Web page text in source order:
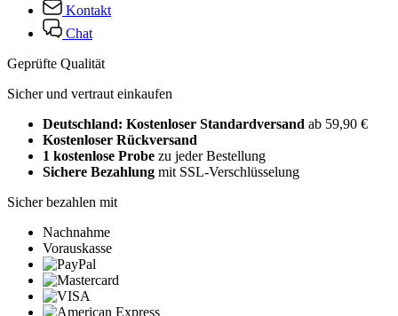
Kontakt
Chat
Geprüfte Qualität
Sicher und vertraut einkaufen
Deutschland: Kostenloser Standardversand ab 59,90 €
Kostenloser Rückversand
1 kostenlose Probe zu jeder Bestellung
Sichere Bezahlung mit SSL-Verschlüsselung
Sicher bezahlen mit
Nachnahme
Vorauskasse